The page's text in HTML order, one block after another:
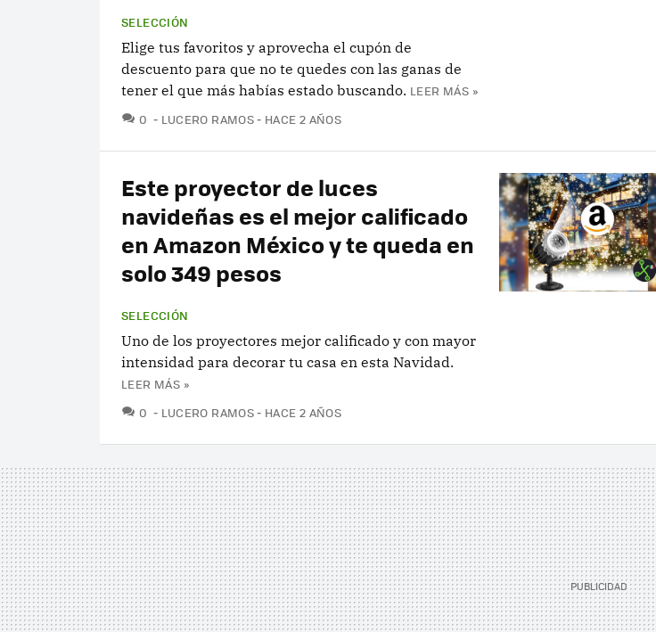
SELECCIÓN
Elige tus favoritos y aprovecha el cupón de
descuento para que no te quedes con las ganas de
tener el que más habías estado buscando. LEER MÁS »
0 COMENTARIOS
LUCERO RAMOS HACE 2 AÑOS
Este proyector de luces
navideñas es el mejor calificado
en Amazon México y te queda en
solo 349 pesos
SELECCIÓN
Uno de los proyectores mejor calificado y con mayor
intensidad para decorar tu casa en esta Navidad.
LEER MÁS »
0 COMENTARIOS
LUCERO RAMOS HACE 2 AÑOS